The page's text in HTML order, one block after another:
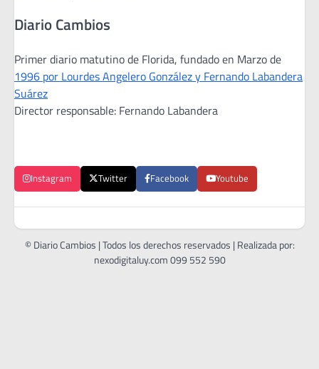
Diario Cambios
Primer diario matutino de Florida, fundado en Marzo de
1996 por Lourdes Angelero González y Fernando Labandera
Suárez
Director responsable: Fernando Labandera
Instagram Twitter Facebook Youtube